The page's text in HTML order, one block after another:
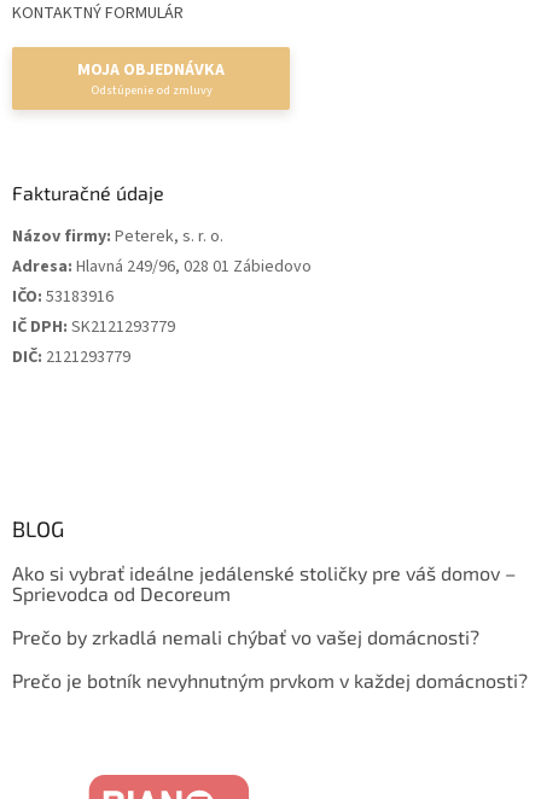
KONTAKTNÝ FORMULÁR
MOJA OBJEDNÁVKA
Fakturačné údaje
Názov firmy: Peterek, s. r. o.
Adresa: Hlavná 249/96, 028 01 Zábiedovo
IČO: 53183916
IČ DPH: SK2121293779
DIČ: 2121293779
BLOG
Ako si vybrať ideálne jedálenské stoličky pre váš domov –
Sprievodca od Decoreum
Prečo by zrkadlá nemali chýbať vo vašej domácnosti?
Prečo je botník nevyhnutným prvkom v každej domácnosti?